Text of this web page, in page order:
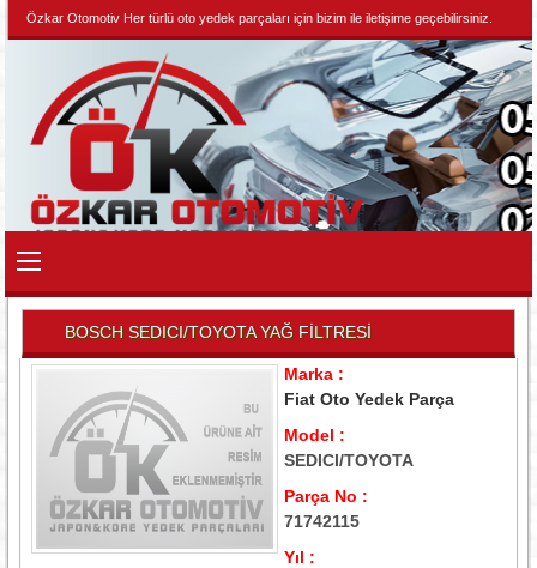
Özkar Otomotiv Her türlü oto yedek parçaları için bizim ile iletişime geçebilirsiniz.
BOSCH SEDICI/TOYOTA YAĞ FİLTRESİ
Marka :
Fiat Oto Yedek Parça
Model :
SEDICI/TOYOTA
Parça No :
71742115
Yıl :